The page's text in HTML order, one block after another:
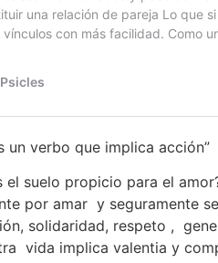
un verbo que implica acción”
el suelo propicio para el
por amar y seguramente
solidaridad, respeto ,
vida implica valentia y